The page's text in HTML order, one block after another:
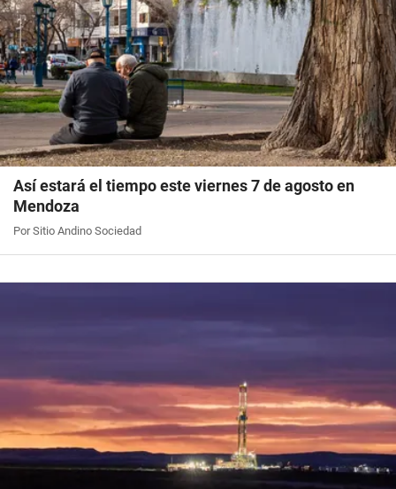
Así estará el tiempo este viernes 7 de agosto en
Mendoza
Por Sitio Andino Sociedad